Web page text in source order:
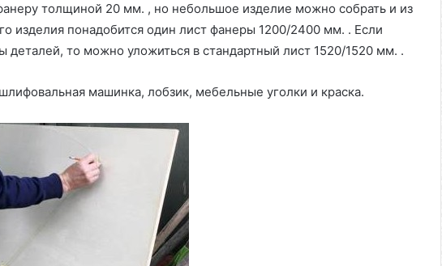
толщиной 20 мм. , но небольшое изделие можно собрать и из
изделия понадобится один лист фанеры 1200/2400 мм. . Если
деталей, то можно уложиться в стандартный лист 1520/1520 мм. .
машинка, лобзик, мебельные уголки и краска.